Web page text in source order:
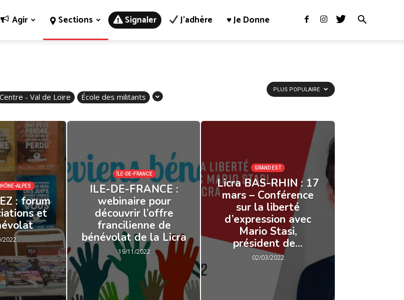
Agir Sections Signaler J’adhère ♥ Je Donne
Centre - Val de Loire École des militants
PLUS POPULAIRE
ALPES
: forum
et
2022
ÎLE-DE-FRANCE
ILE-DE-FRANCE :
webinaire pour
découvrir l’offre
francilienne de
bénévolat de la Licra
19/11/2022
GRAND EST
Licra BAS-RHIN : 17
mars – Conférence
sur la liberté
d’expression avec
Mario Stasi,
président de...
02/03/2022